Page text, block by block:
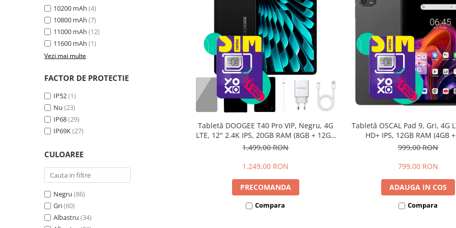
10200 mAh (4)
10800 mAh (7)
11000 mAh (12)
11600 mAh (1)
Vezi mai multe
FACTOR DE PROTECTIE
IP52(1)
Nu (23)
IP68(29)
IP69K(27)
CULOAREE
Negru (86)
Gri(60)
Albastru (34)
Tabletă DOOGEE T40 Pro VIP, Negru, 4G
LTE, 12" 2.4K IPS, 20GB RAM (8GB + 12GB
extensibili), 512GB, Helio G99, 10800mAh,
1.499,00 RON
1.249,00 RON
PRECOMANDA
Compara
Tabletă OSCAL Pad 9, Gri, 4G
HD+ IPS, 12GB RAM (4GB
extensibili), 128GB,
999,00 RON
799,00 RON
ADAUGA IN COS
Compara